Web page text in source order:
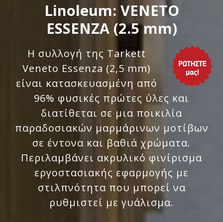
Linoleum: VENETO
ESSENZA (2.5 mm)
Η συλλογή της Tarkett
Veneto Essenza (2,5 mm)
είναι κατασκευασμένη από
96% φυσικές πρώτες ύλες και
διατίθεται σε μια ποικιλία
παραδοσιακών μαρμάρινων μοτίβων
σε έντονα και βαθιά χρώματα.
Περιλαμβάνει ακρυλικό φινίρισμα
εργοστασιακής εφαρμογής με
στιλπνότητα που μπορεί να
ρυθμιστεί με γυάλισμα.